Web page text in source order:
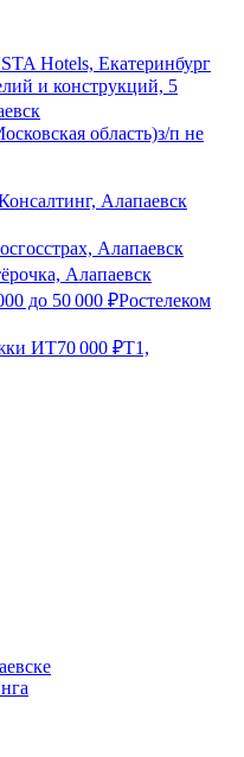
Hotels, Екатеринбург
и конструкций, 5
область)з/п не
Алапаевск
Алапаевск
Алапаевск
до 50 000 ₽Ростелеком
ИТ70 000 ₽Т1,